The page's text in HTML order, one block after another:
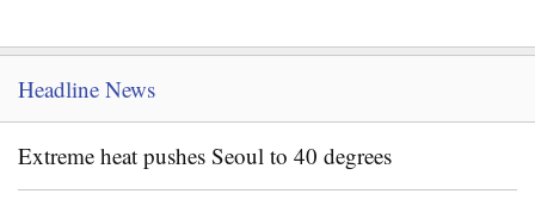
Headline News
Extreme heat pushes Seoul to 40 degrees